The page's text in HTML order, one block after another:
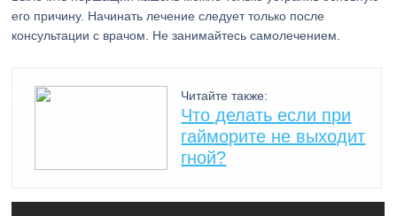
его причину. Начинать лечение следует только после
консультации с врачом. Не занимайтесь самолечением.
Читайте также:
Что делать если при
гайморите не выходит
гной?